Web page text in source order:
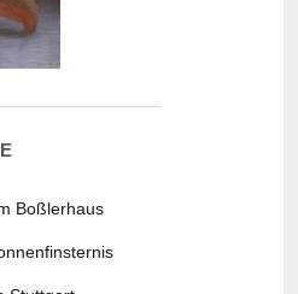
Boßlerhaus